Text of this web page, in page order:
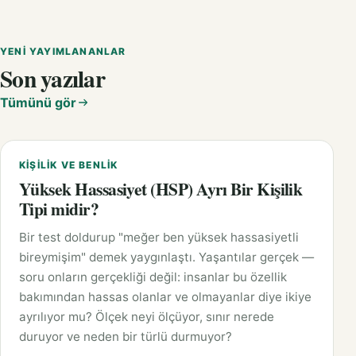
YENI YAYIMLANANLAR
Son yazılar
Tümünü gör
KIŞILIK VE BENLIK
Yüksek Hassasiyet (HSP) Ayrı Bir Kişilik
Tipi midir?
Bir test doldurup "meğer ben yüksek hassasiyetli
bireymişim" demek yaygınlaştı. Yaşantılar gerçek —
soru onların gerçekliği değil: insanlar bu özellik
bakımından hassas olanlar ve olmayanlar diye ikiye
ayrılıyor mu? Ölçek neyi ölçüyor, sınır nerede
duruyor ve neden bir türlü durmuyor?